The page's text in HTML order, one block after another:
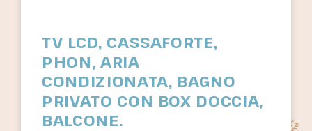
TV LCD, CASSAFORTE,
PHON, ARIA
CONDIZIONATA, BAGNO
PRIVATO CON BOX DOCCIA,
BALCONE.